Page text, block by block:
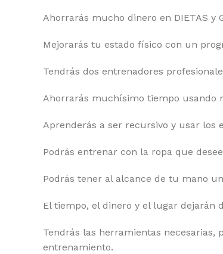
Ahorrarás mucho dinero en DIETAS y
Mejorarás tu estado físico con un
Tendrás dos entrenadores
Ahorrarás muchísimo tiempo usando
Aprenderás a ser recursivo y usar los
Podrás entrenar con la ropa que
Podrás tener al alcance de tu mano
El tiempo, el dinero y el lugar dejarán
Tendrás las herramientas
entrenamiento.